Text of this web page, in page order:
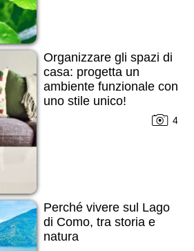
Organizzare gli spazi di
casa: progetta un
ambiente funzionale con
uno stile unico!
4
Perché vivere sul Lago
di Como, tra storia e
natura